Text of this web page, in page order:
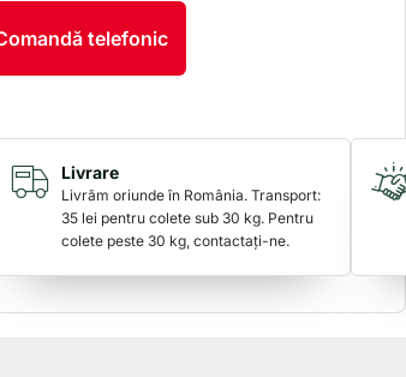
telefonic
Livrare
Livrăm oriunde în România. Transport:
35 lei pentru colete sub 30 kg. Pentru
colete peste 30 kg, contactați-ne.